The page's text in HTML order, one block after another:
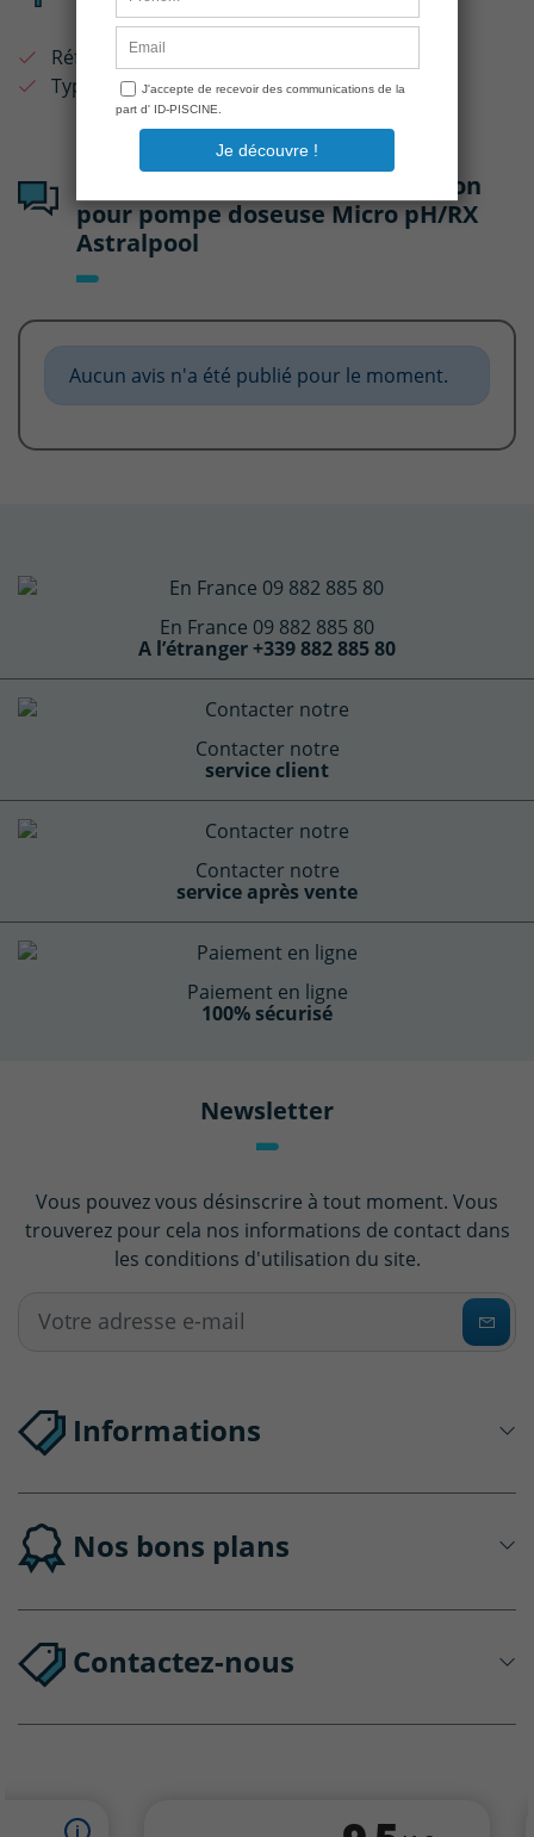
Référence :11.100.205
Type de produit :Clapet
Avis clients sur : Clapet d'injection
pour pompe doseuse Micro pH/RX
Astralpool
Aucun avis n'a été publié pour le moment.
En France 09 882 885 80
A l’étranger +339 882 885 80
Contacter notre
service client
Contacter notre
service après vente
Paiement en ligne
100% sécurisé
Newsletter
Vous pouvez vous désinscrire à tout moment. Vous
trouverez pour cela nos informations de contact dans
les conditions d'utilisation du site.
Informations
Nos bons plans
Contactez-nous